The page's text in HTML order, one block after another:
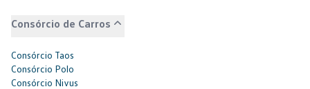
Consórcio de Carros
Consórcio Taos
Consórcio Polo
Consórcio Nivus